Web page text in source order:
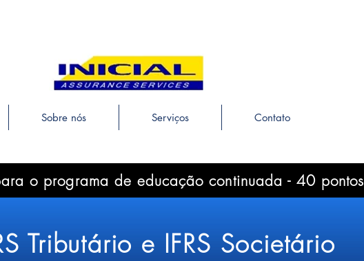
Sobre nós Serviços Contato
o programa de educação continuada - 40 pontos
Tributário e IFRS Societário